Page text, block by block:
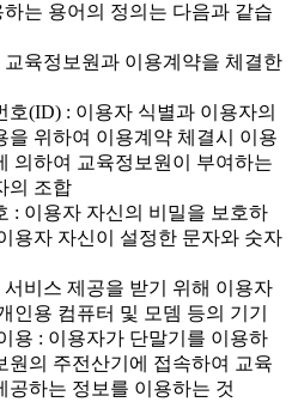
는 용어의 정의는 다음과 같습
육정보원과 이용계약을 체결한
(ID) : 이용자 식별과 이용자의
을 위하여 이용계약 체결시 이용
의하여 교육정보원이 부여하는
의 조합
: 이용자 자신의 비밀을 보호하
용자 자신이 설정한 문자와 숫자
비스 제공을 받기 위해 이용자
인용 컴퓨터 및 모뎀 등의 기기
용 : 이용자가 단말기를 이용하
원의 주전산기에 접속하여 교육
공하는 정보를 이용하는 것